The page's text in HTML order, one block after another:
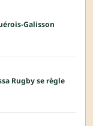
Galisson
Rugby se règle